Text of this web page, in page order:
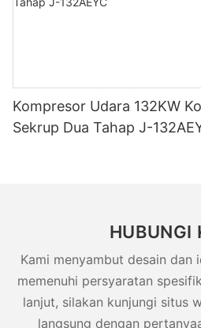
Kompresor Udara 132KW
Sekrup Dua Tahap J-
HUBUNGI
Kami menyambut desain dan
memenuhi persyaratan
lanjut, silakan kunjungi situs
langsung dengan